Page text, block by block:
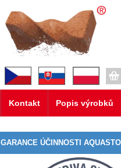
Kontakt Popis výrobků
GARANCE ÚČINNOSTI